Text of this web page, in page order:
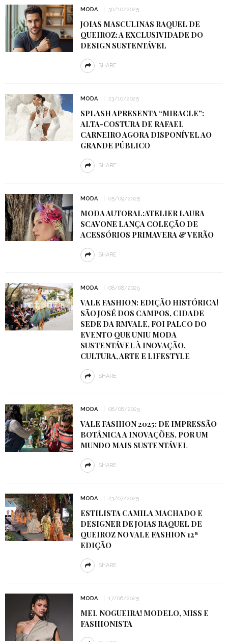
MODA 30/10/2025
JOIAS MASCULINAS RAQUEL DE
QUEIROZ: A EXCLUSIVIDADE DO
DESIGN SUSTENTÁVEL
SHARE
MODA 23/10/2025
SPLASH APRESENTA “MIRACLE”:
ALTA-COSTURA DE RAFAEL
CARNEIRO AGORA DISPONÍVEL AO
GRANDE PÚBLICO
SHARE
MODA 05/09/2025
MODA AUTORAL:ATELIER LAURA
SCAVONE LANÇA COLEÇÃO DE
ACESSÓRIOS PRIMAVERA & VERÃO
SHARE
MODA 08/08/2025
VALE FASHION: EDIÇÃO HISTÓRICA!
SÃO JOSÉ DOS CAMPOS, CIDADE
SEDE DA RMVALE, FOI PALCO DO
EVENTO QUE UNIU MODA
SUSTENTÁVEL À INOVAÇÃO,
CULTURA, ARTE E LIFESTYLE
SHARE
MODA 08/08/2025
VALE FASHION 2025: DE IMPRESSÃO
BOTÂNICA A INOVAÇÕES, POR UM
MUNDO MAIS SUSTENTÁVEL
SHARE
MODA 23/07/2025
ESTILISTA CAMILA MACHADO E
DESIGNER DE JOIAS RAQUEL DE
QUEIROZ NO VALE FASHION 12ª
EDIÇÃO
SHARE
MODA 17/06/2025
MEL NOGUEIRA! MODELO, MISS E
FASHIONISTA